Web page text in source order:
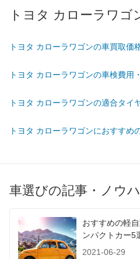
過給機
後輪サイズ 165/80R13 83S
WLTC -
WLTC/郊外 -
1015 -
装備オプション 装備詳細を見る
トヨタ カローラワゴ
トヨタ カローラワゴンの車買取価
トヨタ カローラワゴンの車検費用
トヨタ カローラワゴンの適合タイ
トヨタ カローラワゴンにおすすめ
車選びの記事・ノウ
おすすめの軽
ンパクトカー5
2021-06-29